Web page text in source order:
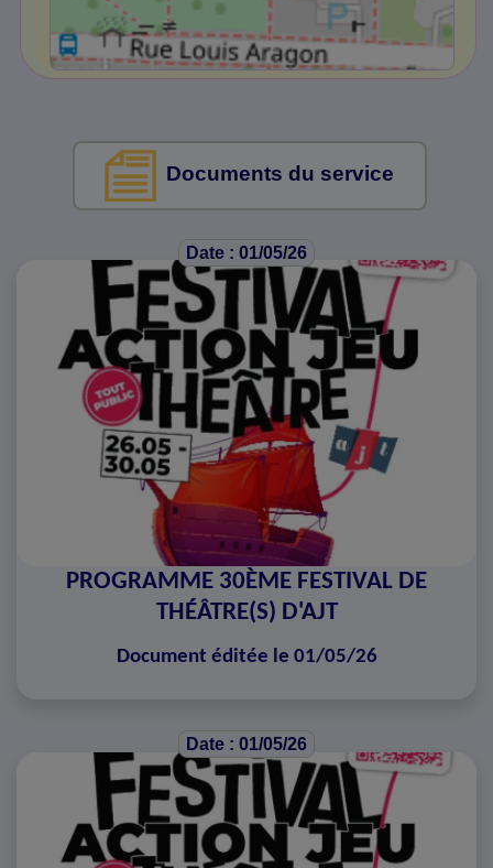
Documents du service
Date : 01/05/26
PROGRAMME 30ÈME FESTIVAL DE
THÉÂTRE(S) D'AJT
Document éditée le 01/05/26
Date : 01/05/26